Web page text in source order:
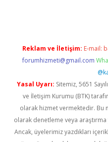
Reklam ve İletişim: E-mail:
forumhizmeti@gmail.com
Yasal Uyarı: Sitemiz, 5651
ve İletişim Kurumu (BTK)
olarak hizmet vermektedir. Bu
olarak denetleme veya
Ancak, üyelerimiz yazdıkları